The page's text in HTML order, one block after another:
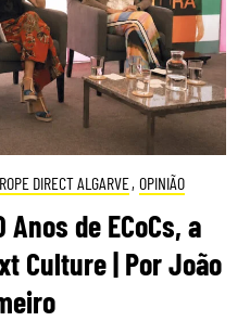
DIRECT ALGARVE, OPINIÃO
de ECoCs, a
Culture | Por João